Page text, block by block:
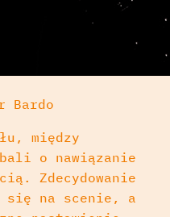
między
o nawiązanie
Zdecydowanie
się na scenie, a